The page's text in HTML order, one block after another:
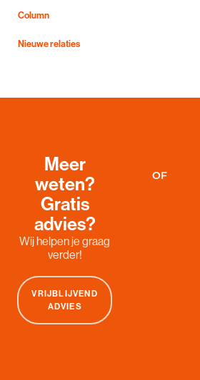
Column
Nieuwe relaties
Meer
weten?
Gratis
advies?
Wij helpen je graag
verder!
VRIJBLIJVEND
ADVIES
OF